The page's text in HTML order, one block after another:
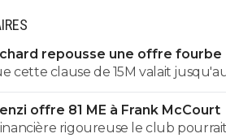
repousse une offre fourbe
cette clause de 15M valait
offre 81 ME à Frank McCourt
rigoureuse le club